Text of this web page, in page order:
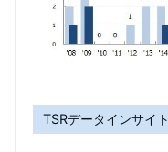
TSRデータインサイト